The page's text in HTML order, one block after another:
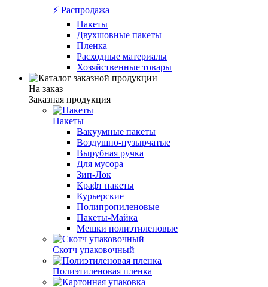
⚡️ Распродажа
Пакеты
Двухшовные пакеты
Пленка
Расходные материалы
Хозяйственные товары
На заказ
Заказная продукция
Пакеты
Вакуумные пакеты
Воздушно-пузырчатые
Вырубная ручка
Для мусора
Зип-Лок
Крафт пакеты
Курьерские
Полипропиленовые
Пакеты-Майка
Мешки полиэтиленовые
Скотч упаковочный
Полиэтиленовая пленка